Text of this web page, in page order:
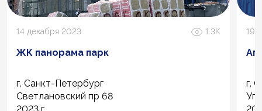
14 декабря 2023 1.3К
ЖК панорама парк
г. Санкт-Петербург
Светлановский пр 68
19
г.